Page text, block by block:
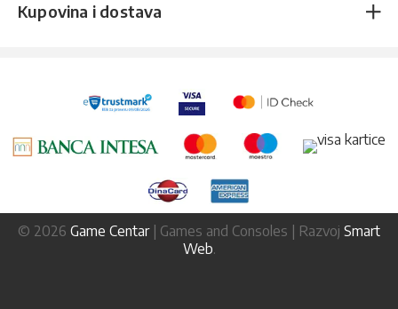
Kupovina i dostava
© 2026 Game Centar| Games and Consoles | Razvoj Smart
Web.